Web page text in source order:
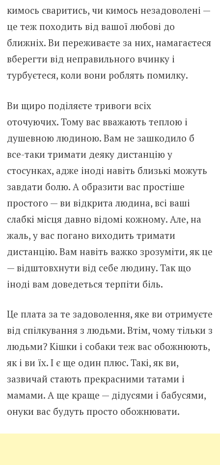
кимось сваритись, чи кимось незадоволені —
це теж походить від вашої любові до
ближніх. Ви переживаєте за них, намагаєтеся
вберегти від неправильного вчинку і
турбуєтеся, коли вони роблять помилку.
Ви щиро поділяєте тривоги всіх
оточуючих. Тому вас вважають теплою і
душевною людиною. Вам не зашкодило б
все-таки тримати деяку дистанцію у
стосунках, адже іноді навіть близькі можуть
завдати болю. А образити вас простіше
простого — ви відкрита людина, всі ваші
слабкі місця давно відомі кожному. Але, на
жаль, у вас погано виходить тримати
дистанцію. Вам навіть важко зрозуміти, як це
— відштовхнути від себе людину. Так що
іноді вам доведеться терпіти біль.
Це плата за те задоволення, яке ви отримуєте
від спілкування з людьми. Втім, чому тільки з
людьми? Кішки і собаки теж вас обожнюють,
як і ви їх. І є ще один плюс. Такі, як ви,
зазвичай стають прекрасними татами і
мамами. А ще краще — дідусями і бабусями,
онуки вас будуть просто обожнювати.